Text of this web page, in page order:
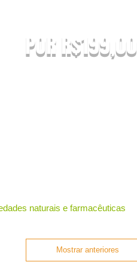
POR R$199,00
naturais e farmacêuticas
Mostrar anteriores